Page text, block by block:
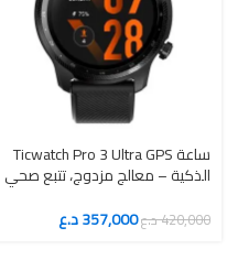
ساعة Ticwatch Pro 3 Ultra GPS
الذكية – معالج مزدوج، تتبع صحي
420,000د.ع357,000د.ع